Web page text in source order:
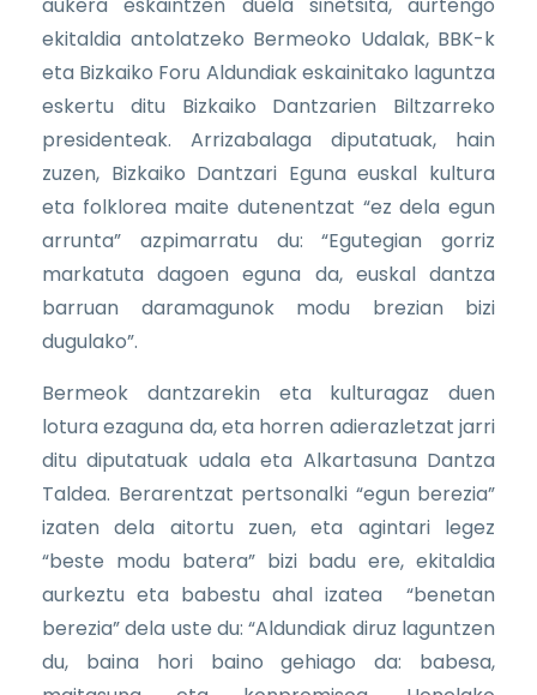
ekitaldia antolatzeko Bermeoko Udalak, BBK-k
eta Bizkaiko Foru Aldundiak eskainitako laguntza
eskertu ditu Bizkaiko Dantzarien Biltzarreko
presidenteak. Arrizabalaga diputatuak, hain
zuzen, Bizkaiko Dantzari Eguna euskal kultura
eta folklorea maite dutenentzat “ez dela egun
arrunta” azpimarratu du: “Egutegian gorriz
markatuta dagoen eguna da, euskal dantza
barruan daramagunok modu brezian bizi
dugulako”.
Bermeok dantzarekin eta kulturagaz duen
lotura ezaguna da, eta horren adierazletzat jarri
ditu diputatuak udala eta Alkartasuna Dantza
Taldea. Berarentzat pertsonalki “egun berezia”
izaten dela aitortu zuen, eta agintari legez
“beste modu batera” bizi badu ere, ekitaldia
aurkeztu eta babestu ahal izatea “benetan
berezia” dela uste du: “Aldundiak diruz laguntzen
du, baina hori baino gehiago da: babesa,